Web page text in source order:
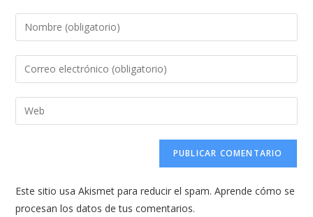
Introduce
tu
nombre
de
usuario
Introduce
tu
dirección
de
comentar
Introduce
la
web
(opcional)
Este sitio usa Akismet para reducir el spam.Aprende cómo se
procesan los datos de tus comentarios.